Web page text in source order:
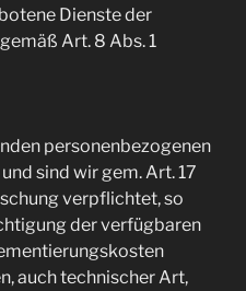
Dienste der
Art. 8 Abs. 1
personenbezogenen
sind wir gem. Art. 17
verpflichtet, so
der verfügbaren
auch technischer Art,